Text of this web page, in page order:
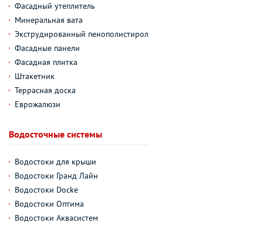
Фасадный утеплитель
Минеральная вата
Экструдированный пенополистирол
Фасадные панели
Фасадная плитка
Штакетник
Террасная доска
Еврожалюзи
Водосточные системы
Водостоки для крыши
Водостоки Гранд Лайн
Водостоки Docke
Водостоки Оптима
Водостоки Аквасистем